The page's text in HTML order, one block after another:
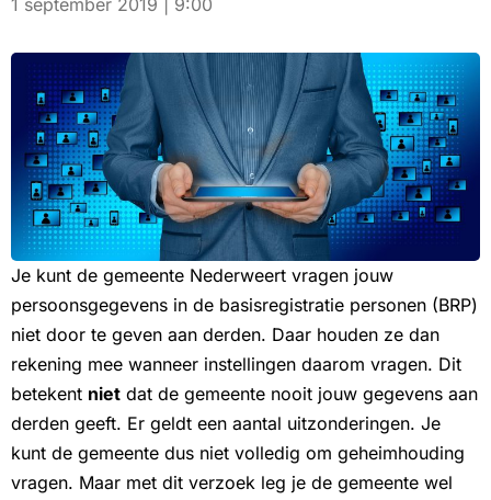
1 september 2019 | 9:00
Je kunt de gemeente Nederweert vragen jouw
persoonsgegevens in de basisregistratie personen (BRP)
niet door te geven aan derden. Daar houden ze dan
rekening mee wanneer instellingen daarom vragen. Dit
betekent niet dat de gemeente nooit jouw gegevens aan
derden geeft. Er geldt een aantal uitzonderingen. Je
kunt de gemeente dus niet volledig om geheimhouding
vragen. Maar met dit verzoek leg je de gemeente wel